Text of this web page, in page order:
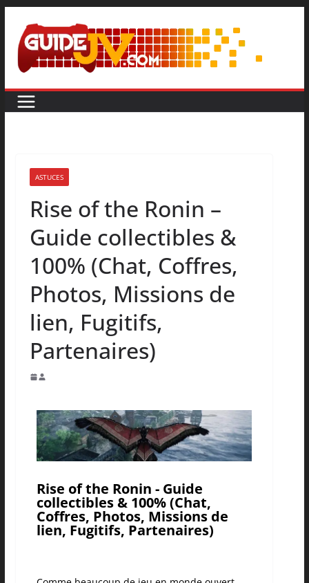
ASTUCES
Rise of the Ronin –
Guide collectibles &
100% (Chat, Coffres,
Photos, Missions de
lien, Fugitifs,
Partenaires)
Rise of the Ronin - Guide
collectibles & 100% (Chat,
Coffres, Photos, Missions de
lien, Fugitifs, Partenaires)